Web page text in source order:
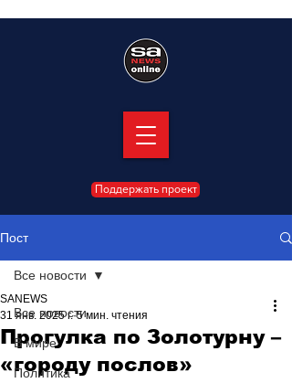
Поддержать проект
Пост
Все новости
В мире
Политика
Все новости
Прогулка по Золотурну –
«городу послов»
SANEWS
31 янв. 2025 г. 5 мин. чтения